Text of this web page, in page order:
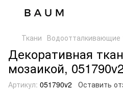
Ткани Водоотталкивающие
Декоративная
мозаикой,
Артикул: 051790v2 Оставить